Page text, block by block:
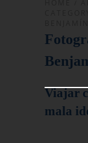
Viajar
mala